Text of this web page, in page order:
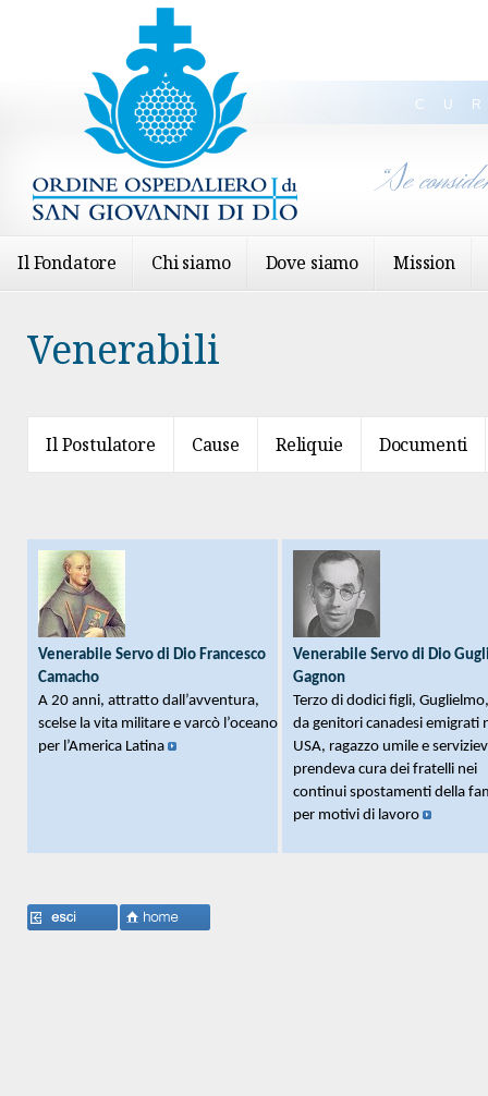
Il Fondatore Chi siamo Dove siamo Mission
“Se
Venerabili
Il Postulatore Cause
Beati Martiri
Preghiere
Reliquie
Immagini
Richiesta reliquie
Documenti
Venerabile Servo di Dio Francesco
Camacho
A 20 anni, attratto dall’avventura,
scelse la vita militare e varcò l’oceano
per l’America Latina
Venerabile Servo di Dio
Gagnon
Terzo di dodici figli,
da genitori canadesi emigrati
USA, ragazzo umile e
prendeva cura dei fratelli nei
continui spostamenti della
per motivi di lavoro